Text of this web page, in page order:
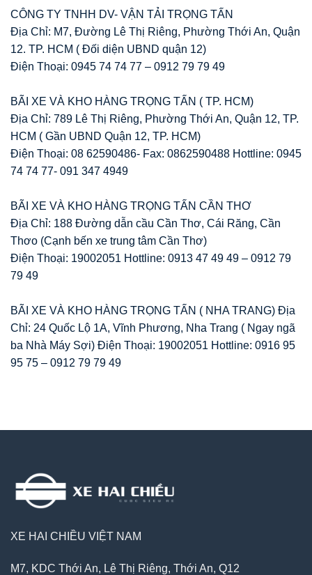
CÔNG TY TNHH DV- VẬN TẢI TRỌNG TẤN
Địa Chỉ: M7, Đường Lê Thị Riêng, Phường Thới An, Quận
12. TP. HCM ( Đối diện UBND quận 12)
Điện Thoại: 0945 74 74 77 – 0912 79 79 49
BÃI XE VÀ KHO HÀNG TRỌNG TẤN ( TP. HCM)
Địa Chỉ: 789 Lê Thị Riêng, Phường Thới An, Quận 12, TP.
HCM ( Gần UBND Quận 12, TP. HCM)
Điện Thoại: 08 62590486- Fax: 0862590488 Hottline: 0945
74 74 77- 091 347 4949
BÃI XE VÀ KHO HÀNG TRỌNG TẤN CẦN THƠ
Địa Chỉ: 188 Đường dẫn cầu Cần Thơ, Cái Răng, Cần
Thơo (Cạnh bến xe trung tâm Cần Thơ)
Điện Thoại: 19002051 Hottline: 0913 47 49 49 – 0912 79
79 49
BÃI XE VÀ KHO HÀNG TRỌNG TẤN ( NHA TRANG) Địa
Chỉ: 24 Quốc Lộ 1A, Vĩnh Phương, Nha Trang ( Ngay ngã
ba Nhà Máy Sợi) Điện Thoại: 19002051 Hottline: 0916 95
95 75 – 0912 79 79 49
XE HAI CHIỀU VIỆT NAM
M7, KDC Thới An, Lê Thị Riêng, Thới An, Q12